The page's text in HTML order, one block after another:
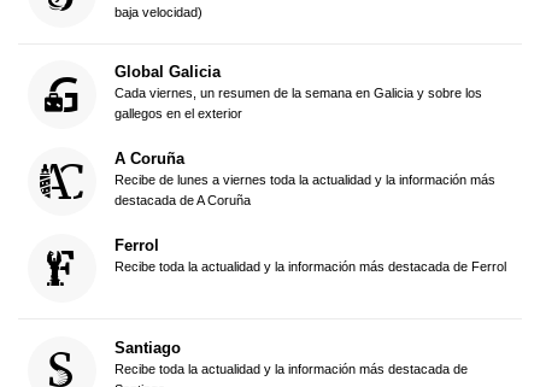
baja velocidad)
Global Galicia
Cada viernes, un resumen de la semana en Galicia y sobre los
gallegos en el exterior
A Coruña
Recibe de lunes a viernes toda la actualidad y la información más
destacada de A Coruña
Ferrol
Recibe toda la actualidad y la información más destacada de Ferrol
Santiago
Recibe toda la actualidad y la información más destacada de